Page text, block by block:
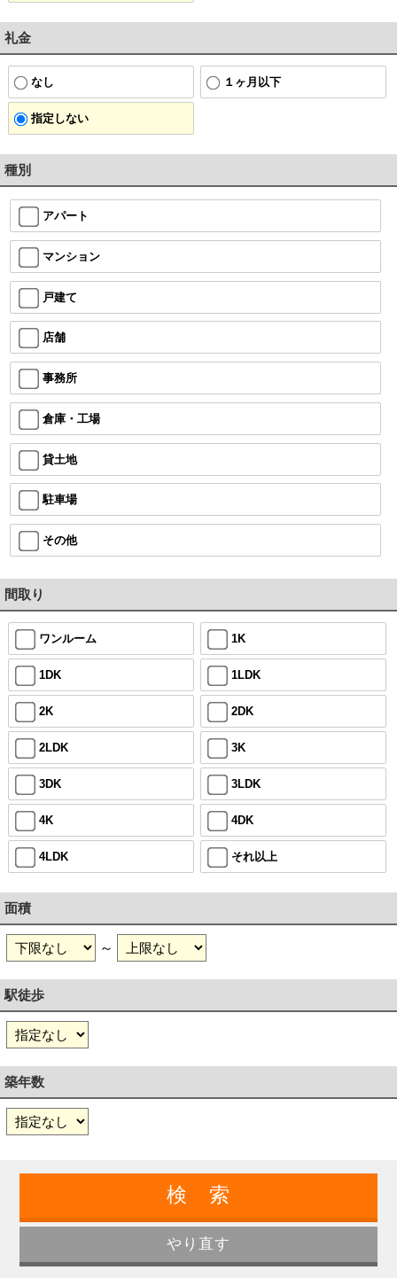
礼金
なし １ヶ月以下
指定しない
種別
アパート
マンション
戸建て
店舗
事務所
倉庫・工場
貸土地
駐車場
その他
間取り
ワンルーム 1K
1DK 1LDK
2K 2DK
2LDK 3K
3DK 3LDK
4K 4DK
4LDK それ以上
面積
～
駅徒歩
築年数